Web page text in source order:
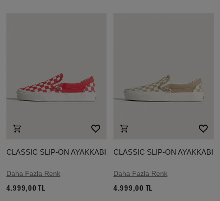
CLASSIC SLIP-ON AYAKKABI
Daha Fazla Renk
4.999,00 TL
CLASSIC SLIP-ON AYAKKABI
Daha Fazla Renk
4.999,00 TL